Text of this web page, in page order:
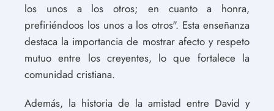
los unos a los otros; en cuanto a honra,
prefiriéndoos los unos a los otros". Esta enseñanza
destaca la importancia de mostrar afecto y respeto
mutuo entre los creyentes, lo que fortalece la
comunidad cristiana.
Además, la historia de la amistad entre David y